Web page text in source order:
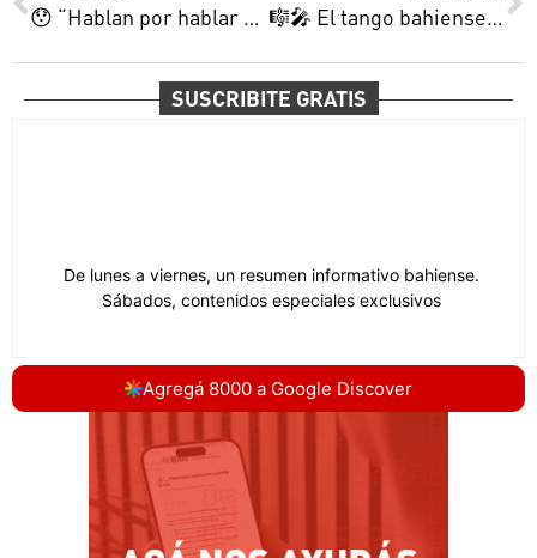
😯 “Hablan por hablar y sólo logran asustar” | La búsqueda viajera de Bautista | Nuestros clubes de la contención y más 🎼🎤 El tango bahiense suena lindo | El robotito de la pauta quedó en pausa | Nuestras futbolistas buscan gloria y más
SUSCRIBITE GRATIS
Agregá 8000 a Google Discover